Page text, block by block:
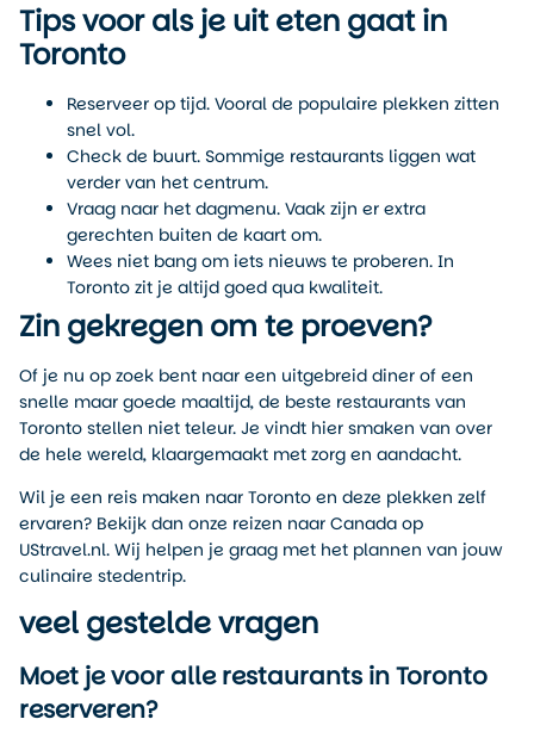
Tips voor als je uit eten gaat in
Toronto
Reserveer op tijd. Vooral de populaire plekken zitten
snel vol.
Check de buurt. Sommige restaurants liggen wat
verder van het centrum.
Vraag naar het dagmenu. Vaak zijn er extra
gerechten buiten de kaart om.
Wees niet bang om iets nieuws te proberen. In
Toronto zit je altijd goed qua kwaliteit.
Zin gekregen om te proeven?
Of je nu op zoek bent naar een uitgebreid diner of een
snelle maar goede maaltijd, de beste restaurants van
Toronto stellen niet teleur. Je vindt hier smaken van over
de hele wereld, klaargemaakt met zorg en aandacht.
Wil je een reis maken naar Toronto en deze plekken zelf
ervaren? Bekijk dan onze reizen naar Canada op
UStravel.nl. Wij helpen je graag met het plannen van jouw
culinaire stedentrip.
veel gestelde vragen
Moet je voor alle restaurants in Toronto
reserveren?